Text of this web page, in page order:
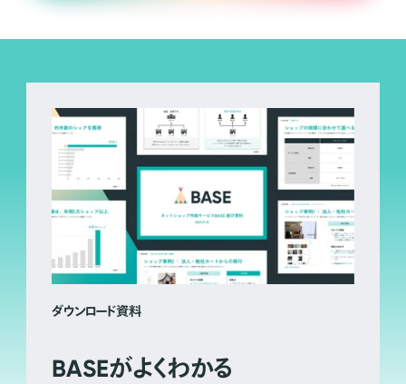
ダウンロード資料
BASEがよくわかる